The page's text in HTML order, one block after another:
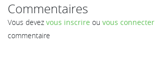
Commentaires
Vous devez vous inscrire ou vous connecter
commentaire